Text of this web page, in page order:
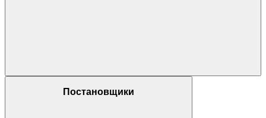
Постановщики